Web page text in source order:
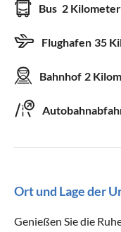
Bus 2 Kilometer
Flughafen 35
Bahnhof 2
Ort und Lage der
Genießen Sie die